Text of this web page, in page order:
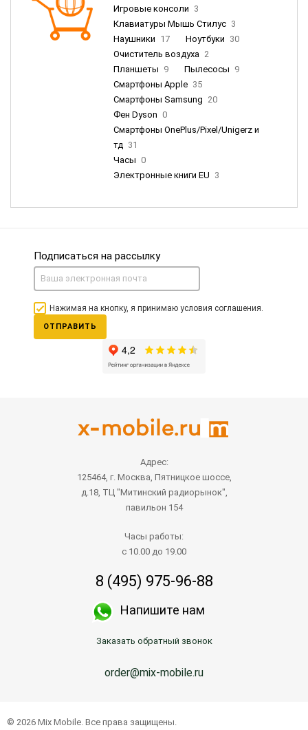
Игровые консоли 3
Клавиатуры Мышь Стилус 3
Наушники 17 Ноутбуки 30
Очиститель воздуха 2
Планшеты 9 Пылесосы 9
Смартфоны Apple 35
Смартфоны Samsung 20
Фен Dyson 0
Смартфоны OnePlus/Pixel/Unigerz и
тд 31
Часы 0
Электронные книги EU 3
Подписаться на рассылку
Нажимая на кнопку, я принимаю условия соглашения.
ОТПРАВИТЬ
Адрес:
125464, г. Москва, Пятницкое шоссе,
д.18, ТЦ "Митинский радиорынок",
павильон 154
Часы работы:
с 10.00 до 19.00
8 (495) 975-96-88
Напишите нам
Заказать обратный звонок
order@mix-mobile.ru
© 2026 Mix Mobile. Все права защищены.